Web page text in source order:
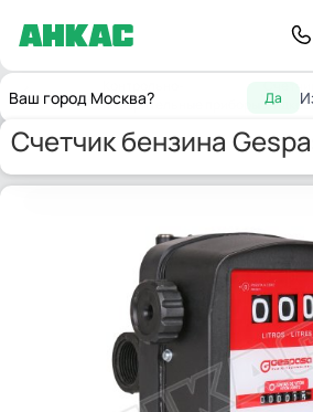
Ваш город Москва? Да
Главнаяизмерительные приборы
Счетчик бензина